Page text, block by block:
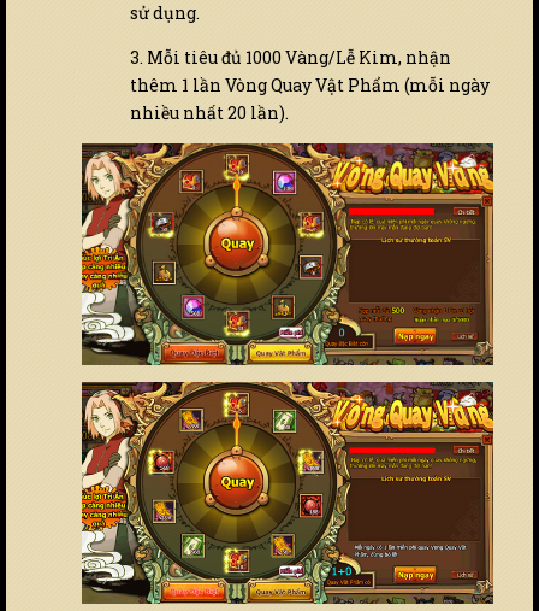
sử dụng.
3. Mỗi tiêu đủ 1000 Vàng/Lễ Kim, nhận
thêm 1 lần Vòng Quay Vật Phẩm (mỗi ngày
nhiều nhất 20 lần).